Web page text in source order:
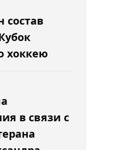
состав
хоккею
в связи с